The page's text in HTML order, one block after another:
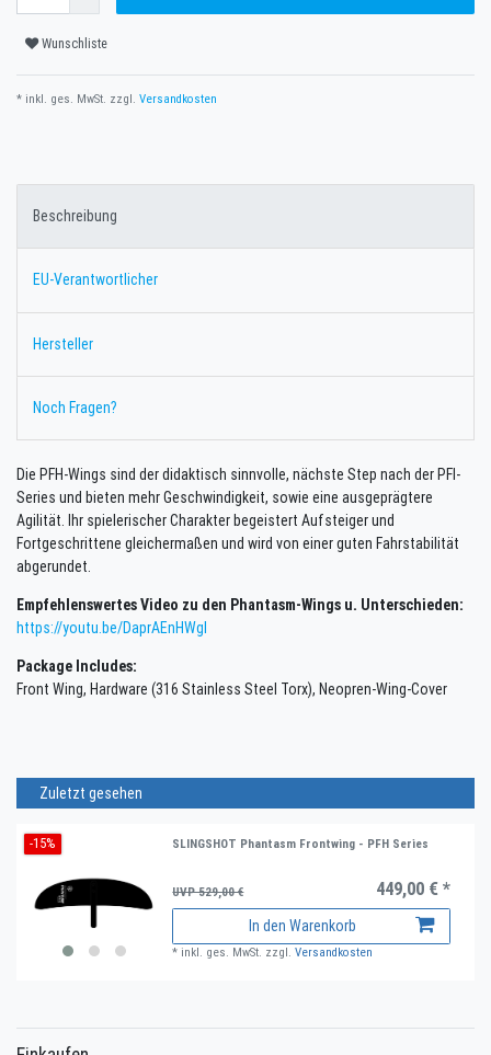
Wunschliste
* inkl. ges. MwSt. zzgl. Versandkosten
Beschreibung
EU-Verantwortlicher
Hersteller
Noch Fragen?
Die PFH-Wings sind der didaktisch sinnvolle, nächste Step nach der PFI-
Series und bieten mehr Geschwindigkeit, sowie eine ausgeprägtere
Agilität. Ihr spielerischer Charakter begeistert Aufsteiger und
Fortgeschrittene gleichermaßen und wird von einer guten Fahrstabilität
abgerundet.
Empfehlenswertes Video zu den Phantasm-Wings u. Unterschieden:
https://youtu.be/DaprAEnHWgI
Package Includes:
Front Wing, Hardware (316 Stainless Steel Torx), Neopren-Wing-Cover
Zuletzt gesehen
-15% SLINGSHOT Phantasm Frontwing - PFH Series
UVP 529,00 € 449,00 € *
In den Warenkorb
* inkl. ges. MwSt. zzgl.Versandkosten